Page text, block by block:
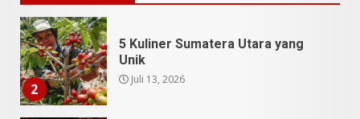
2
5 Kuliner Sumatera Utara yang
Unik
Juli 13, 2026